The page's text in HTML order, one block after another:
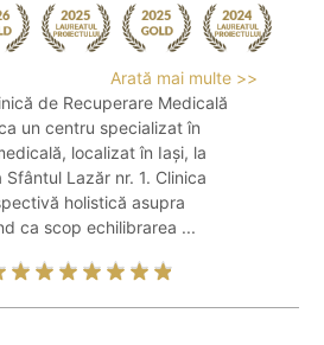
Arată mai multe >>
de Recuperare Medicală
un centru specializat în
localizat în Iași, la
Lazăr nr. 1. Clinica
holistică asupra
ca scop echilibrarea ...